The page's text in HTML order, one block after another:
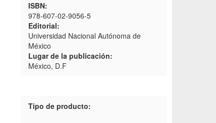
ISBN:
978-607-02-9056-5
Editorial:
Universidad Nacional Autónoma de
México
Lugar de la publicación:
México, D.F
Tipo de producto: